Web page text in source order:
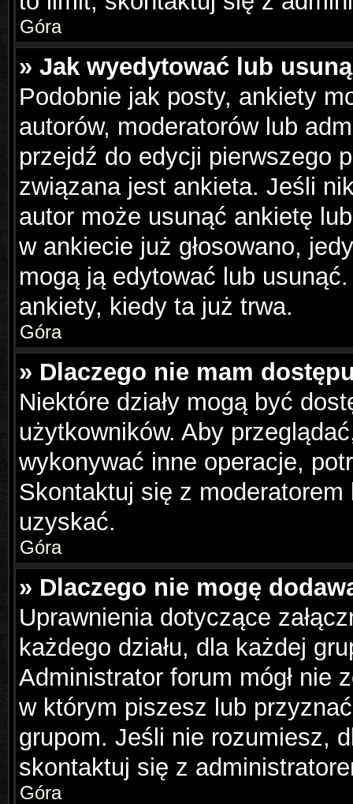
Góra
» Jak wyedytować lub
Podobnie jak posty, ankiety
autorów, moderatorów lub
przejdź do edycji pierwszego
związana jest ankieta. Jeśli
autor może usunąć ankietę
w ankiecie już głosowano,
mogą ją edytować lub
ankiety, kiedy ta już trwa.
Góra
» Dlaczego nie mam
Niektóre działy mogą być
użytkowników. Aby
wykonywać inne operacje,
Skontaktuj się z
uzyskać.
Góra
» Dlaczego nie mogę
Uprawnienia dotyczące
każdego działu, dla każdej
Administrator forum mógł nie
w którym piszesz lub
grupom. Jeśli nie rozumiesz,
skontaktuj się z
Góra